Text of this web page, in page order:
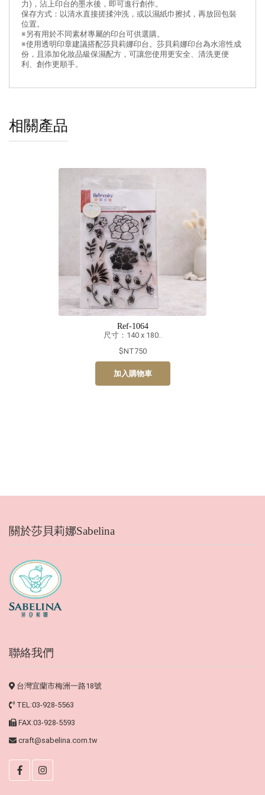
力)，沾上印台的墨水後，即可進行創作。
保存方式：以清水直接搓揉沖洗，或以濕紙巾擦拭，再放回包裝
位置。
※另有用於不同素材專屬的印台可供選購。
※使用透明印章建議搭配莎貝莉娜印台。莎貝莉娜印台為水溶性成
份，且添加化妝品級保濕配方，可讓您使用更安全、清洗更便
利、創作更順手。
相關產品
Ref-1064
尺寸：140 x 180..
$NT750
加入購物車
關於莎貝莉娜Sabelina
聯絡我們
台灣宜蘭市梅洲一路18號
TEL:03-928-5563
FAX:03-928-5593
craft@sabelina.com.tw